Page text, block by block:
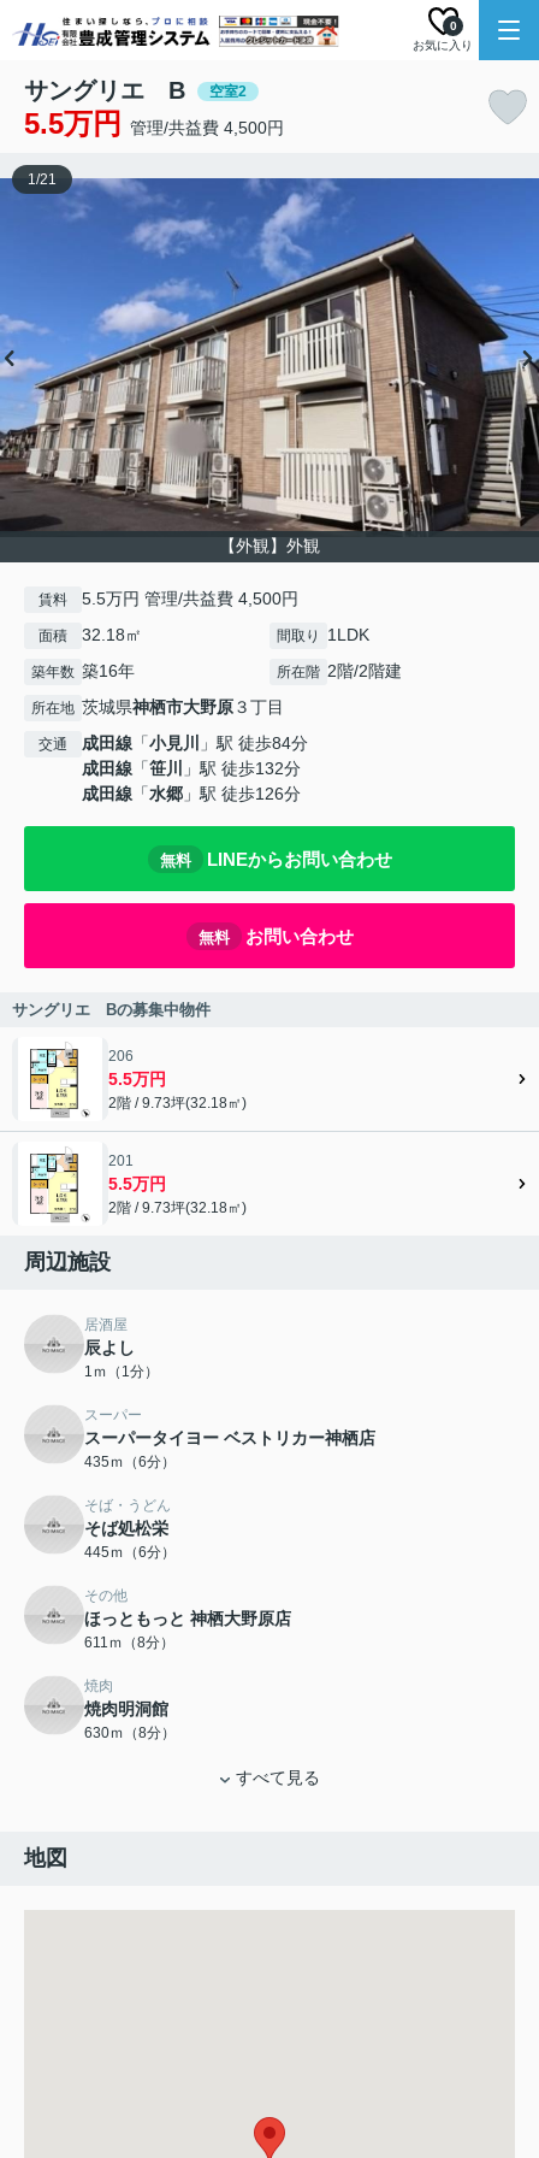
お気に入り
0
サングリエ B 空室2
5.5万円 管理/共益費 4,500円
【外観】外観
1/21
賃料 5.5万円 管理/共益費 4,500円
面積 32.18㎡ 間取り 1LDK
築年数 築16年 所在階 2階/2階建
所在地 茨城県神栖市大野原３丁目
交通 成田線 「小見川
」駅 徒歩84分
成田線 「笹川
」駅 徒歩132分
成田線 「水郷 」駅 徒歩126分
無料 LINEからお問い合わせ
無料 お問い合わせ
サングリエ Bの募集中物件
206
5.5万円
2階 / 9.73坪(32.18㎡)
201
5.5万円
2階 / 9.73坪(32.18㎡)
周辺施設
居酒屋
辰よし
1ｍ（1分）
スーパー
スーパータイヨー ベストリカー神栖店
435ｍ（6分）
そば・うどん
そば処松栄
445ｍ（6分）
その他
ほっともっと 神栖大野原店
611ｍ（8分）
焼肉
焼肉明洞館
630ｍ（8分）
すべて見る
地図